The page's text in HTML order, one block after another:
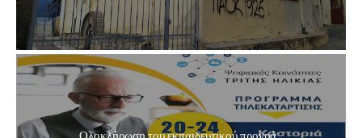
Ολοκλήρωση του εκπαιδευτικού προγρά...